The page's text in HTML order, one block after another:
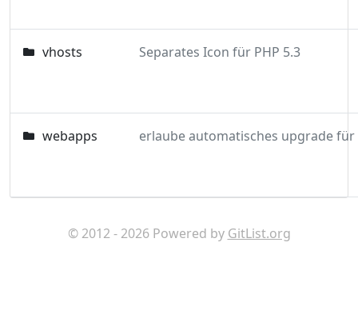
vhosts Separates Icon für PHP 5.3
webapps
© 2012 - 2026 Powered by GitList.org